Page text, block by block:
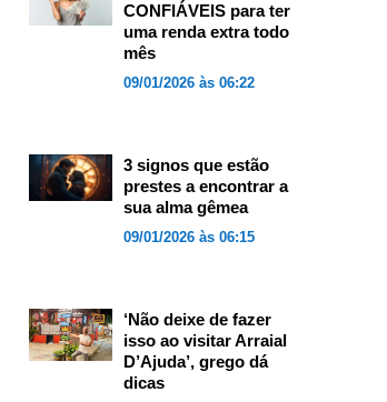
CONFIÁVEIS para ter
uma renda extra todo
mês
09/01/2026 às 06:22
3 signos que estão
prestes a encontrar a
sua alma gêmea
09/01/2026 às 06:15
‘Não deixe de fazer
isso ao visitar Arraial
D’Ajuda’, grego dá
dicas